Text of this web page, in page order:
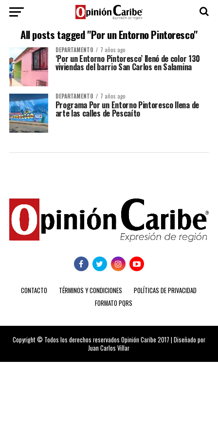
All posts tagged "Por un Entorno Pintoresco"
DEPARTAMENTO 7 años ago
‘Por un Entorno Pintoresco’ llenó de color 130
viviendas del barrio San Carlos en Salamina
DEPARTAMENTO 7 años ago
Programa Por un Entorno Pintoresco llena de
arte las calles de Pescaíto
CONTACTO TÉRMINOS Y CONDICIONES
POLÍTICAS DE PRIVACIDAD
FORMATO PQRS
Copyright © Todos los derechos reservados Opinión Caribe 2017 | Diseñado por
Juan Carlos Villar